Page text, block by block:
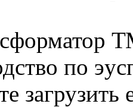
по
загрузить